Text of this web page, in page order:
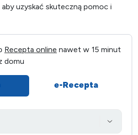
uzyskać skuteczną pomoc i
Recepta online nawet w 15 minut
domu
e-Recepta